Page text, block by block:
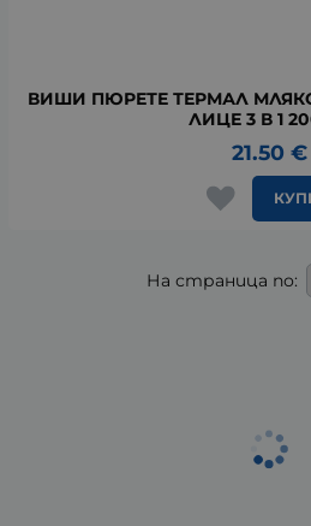
ВИШИ ПЮРЕТЕ ТЕРМАЛ
ЛИЦЕ 3 В 1
21.50 €
На страница по: